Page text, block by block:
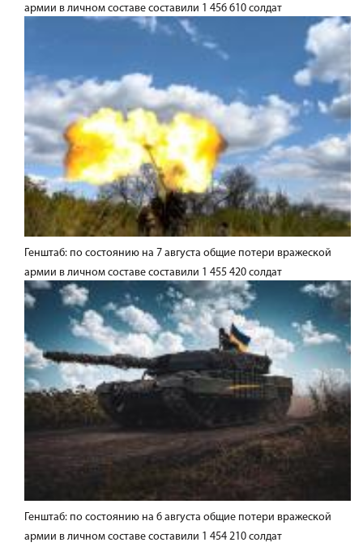
армии в личном составе составили 1 456 610 солдат
Генштаб: по состоянию на 7 августа общие потери вражеской
армии в личном составе составили 1 455 420 солдат
Генштаб: по состоянию на 6 августа общие потери вражеской
армии в личном составе составили 1 454 210 солдат